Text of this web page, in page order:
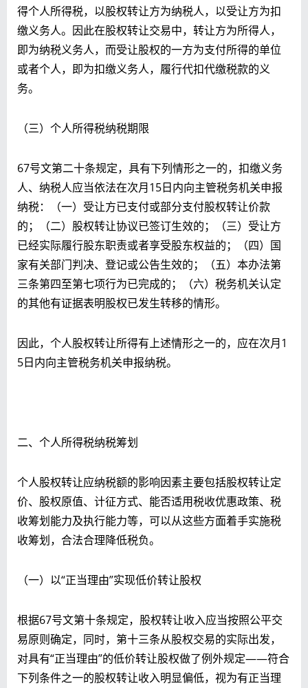
得个人所得税，以股权转让方为纳税人，以受让方为扣
缴义务人。因此在股权转让交易中，转让方为所得人，
即为纳税义务人，而受让股权的一方为支付所得的单位
或者个人，即为扣缴义务人，履行代扣代缴税款的义
务。
（三）个人所得税纳税期限
67号文第二十条规定，具有下列情形之一的，扣缴义务
人、纳税人应当依法在次月15日内向主管税务机关申报
纳税：（一）受让方已支付或部分支付股权转让价款
的；（二）股权转让协议已签订生效的；（三）受让方
已经实际履行股东职责或者享受股东权益的；（四）国
家有关部门判决、登记或公告生效的；（五）本办法第
三条第四至第七项行为已完成的；（六）税务机关认定
的其他有证据表明股权已发生转移的情形。
因此，个人股权转让所得有上述情形之一的，应在次月1
5日内向主管税务机关申报纳税。
二、个人所得税纳税筹划
个人股权转让应纳税额的影响因素主要包括股权转让定
价、股权原值、计征方式、能否适用税收优惠政策、税
收筹划能力及执行能力等，可以从这些方面着手实施税
收筹划，合法合理降低税负。
（一）以“正当理由”实现低价转让股权
根据67号文第十条规定，股权转让收入应当按照公平交
易原则确定，同时，第十三条从股权交易的实际出发，
对具有“正当理由”的低价转让股权做了例外规定——符合
下列条件之一的股权转让收入明显偏低，视为有正当理